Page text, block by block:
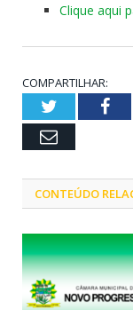
Clique aqui
COMPARTILHAR:
Twitter
Email
CONTEÚDO